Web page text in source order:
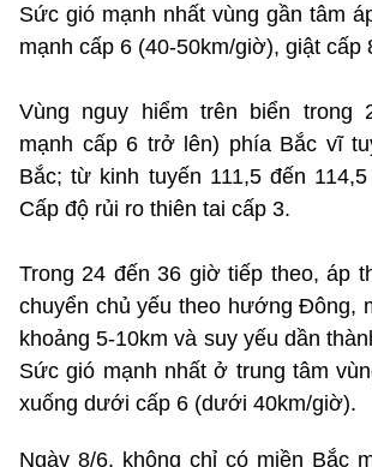
Sức gió mạnh nhất vùng gần tâm
mạnh cấp 6 (40-50km/giờ), giật cấp
Vùng nguy hiểm trên biển trong
mạnh cấp 6 trở lên) phía Bắc vĩ
Bắc; từ kinh tuyến 111,5 đến
Cấp độ rủi ro thiên tai cấp 3.
Trong 24 đến 36 giờ tiếp theo, áp
chuyển chủ yếu theo hướng Đông,
khoảng 5-10km và suy yếu dần
Sức gió mạnh nhất ở trung tâm
xuống dưới cấp 6 (dưới 40km/giờ).
Ngày 8/6, không chỉ có miền Bắc